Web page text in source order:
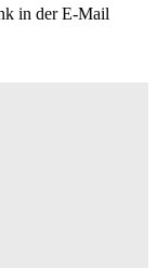
in der E-Mail